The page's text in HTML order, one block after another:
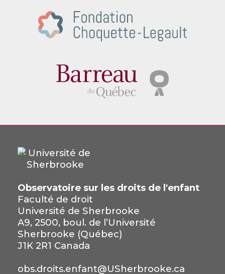
Observatoire sur les droits de l'enfant
Faculté de droit
Université de Sherbrooke
A9, 2500, boul. de l’Université
Sherbrooke (Québec)
J1K 2R1 Canada
obs.droits.enfant@USherbrooke.ca